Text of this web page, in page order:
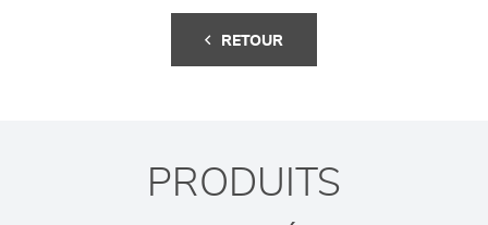
RETOUR
PRODUITS